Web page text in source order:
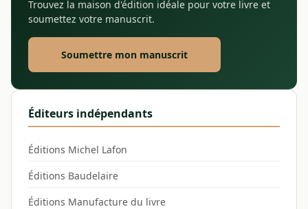
Trouvez la maison d'édition idéale pour votre livre et
soumettez votre manuscrit.
Soumettre mon manuscrit
Éditeurs indépendants
Éditions Michel Lafon
Éditions Baudelaire
Éditions Manufacture du livre